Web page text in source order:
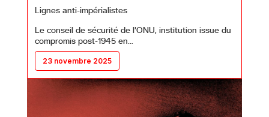
Lignes anti-impérialistes
Le conseil de sécurité de l’ONU, institution issue du
compromis post-1945 en…
23 novembre 2025